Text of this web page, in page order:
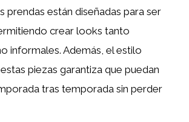
prendas están diseñadas para ser
crear looks tanto
informales. Además, el estilo
piezas garantiza que puedan
tras temporada sin perder